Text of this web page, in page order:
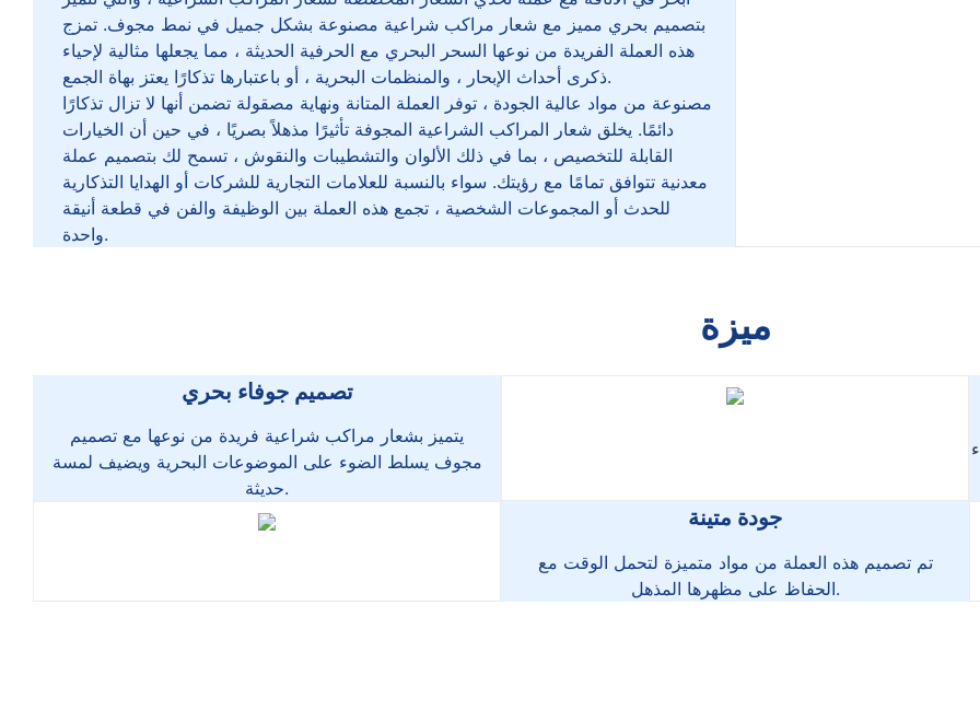
بتصميم بحري مميز مع شعار مراكب شراعية مصنوعة بشكل جميل في نمط مجوف. تمزج
هذه العملة الفريدة من نوعها السحر البحري مع الحرفية الحديثة ، مما يجعلها مثالية لإحياء
ذكرى أحداث الإبحار ، والمنظمات البحرية ، أو باعتبارها تذكارًا يعتز بهاة الجمع.
مصنوعة من مواد عالية الجودة ، توفر العملة المتانة ونهاية مصقولة تضمن أنها لا تزال تذكارًا
دائمًا. يخلق شعار المراكب الشراعية المجوفة تأثيرًا مذهلاً بصريًا ، في حين أن الخيارات
القابلة للتخصيص ، بما في ذلك الألوان والتشطيبات والنقوش ، تسمح لك بتصميم عملة
معدنية تتوافق تمامًا مع رؤيتك. سواء بالنسبة للعلامات التجارية للشركات أو الهدايا التذكارية
للحدث أو المجموعات الشخصية ، تجمع هذه العملة بين الوظيفة والفن في قطعة أنيقة
واحدة.
ميزة
تصميم جوفاء بحري
يتميز بشعار مراكب شراعية فريدة من نوعها مع تصميم
مجوف يسلط الضوء على الموضوعات البحرية ويضيف لمسة
حديثة.
جودة متينة
تم تصميم هذه العملة من مواد متميزة لتحمل الوقت مع
الحفاظ على مظهرها المذهل.